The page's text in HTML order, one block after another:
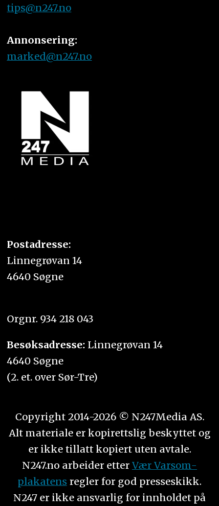
tips@n247.no
Annonsering:
marked@n247.no
Postadresse:
Linnegrøvan 14
4640 Søgne
Orgnr. 934 218 043
Besøksadresse: Linnegrøvan 14
4640 Søgne
(2. et. over Sør-Tre)
Copyright 2014-2026 © N247Media AS.
Alt materiale er kopirettslig beskyttet og
er ikke tillatt kopiert uten avtale.
N247.no arbeider etter Vær Varsom-
plakatens regler for god presseskikk.
N247 er ikke ansvarlig for innholdet på